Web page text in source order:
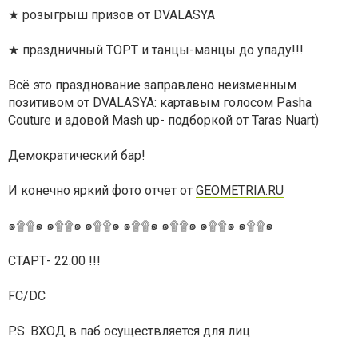
★ розыгрыш призов от DVALASYA
★ праздничный ТОРТ и танцы-манцы до упаду!!!
Всё это празднование заправлено неизменным
позитивом от DVALASYA: картавым голосом Pasha
Couture и адовой Mash up- подборкой от Taras Nuart)
Демократический бар!
И конечно яркий фото отчет от GEOMETRIA.RU
๑۩۩๑ ๑۩۩๑ ๑۩۩๑ ๑۩۩๑ ๑۩۩๑ ๑۩۩๑ ๑۩۩๑
СТАРТ- 22.00 !!!
FC/DC
P.S. ВХОД в паб осуществляется для лиц